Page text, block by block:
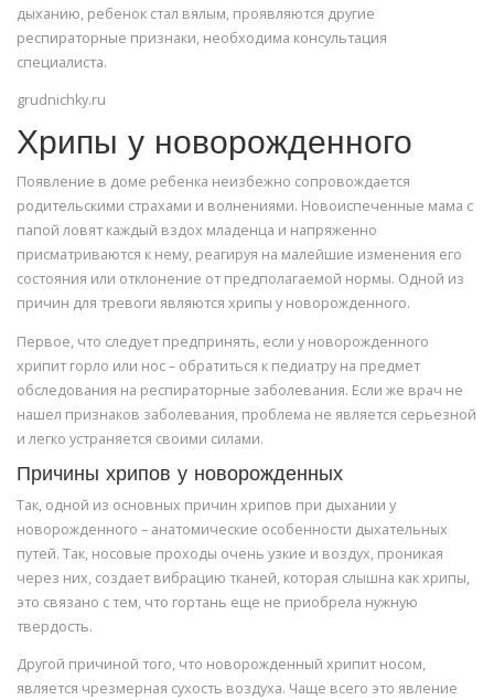
дыханию, ребенок стал вялым, проявляются другие
респираторные признаки, необходима консультация
специалиста.
grudnichky.ru
Хрипы у новорожденного
Появление в доме ребенка неизбежно сопровождается
родительскими страхами и волнениями. Новоиспеченные мама с
папой ловят каждый вздох младенца и напряженно
присматриваются к нему, реагируя на малейшие изменения его
состояния или отклонение от предполагаемой нормы. Одной из
причин для тревоги являются хрипы у новорожденного.
Первое, что следует предпринять, если у новорожденного
хрипит горло или нос – обратиться к педиатру на предмет
обследования на респираторные заболевания. Если же врач не
нашел признаков заболевания, проблема не является серьезной
и легко устраняется своими силами.
Причины хрипов у новорожденных
Так, одной из основных причин хрипов при дыхании у
новорожденного – анатомические особенности дыхательных
путей. Так, носовые проходы очень узкие и воздух, проникая
через них, создает вибрацию тканей, которая слышна как хрипы,
это связано с тем, что гортань еще не приобрела нужную
твердость.
Другой причиной того, что новорожденный хрипит носом,
является чрезмерная сухость воздуха. Чаще всего это явление